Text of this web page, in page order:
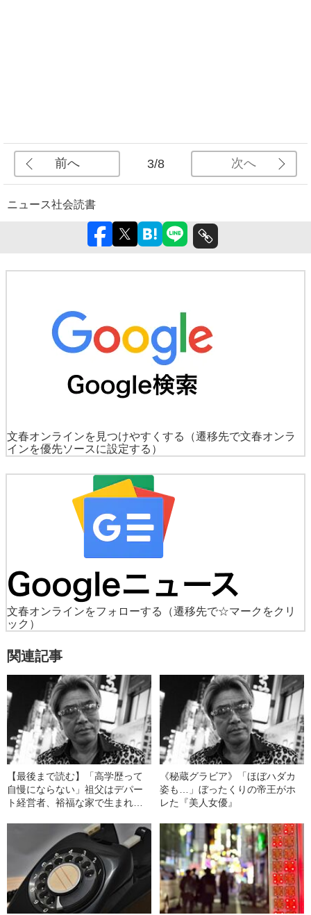
前へ 3/8 次へ
ニュース社会読書
文春オンラインを見つけやすくする
（遷移先で文春オンラ
インを優先ソースに設定する）
文春オンラインをフォローする
（遷移先で☆マークをクリ
ック）
関連記事
【最後まで読む】「高学歴って
自慢にならない」祖父はデパー
ト経営者、裕福な家で生まれ育
肌・豹柄シャツ】のぼったくり
に変身したワケ
《秘蔵グラビア》「ほぼハダカ
姿も…」ぼったくりの帝王がホ
レた『美人女優』